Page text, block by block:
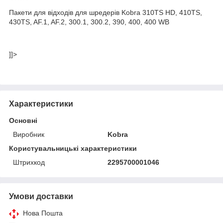
Пакети для відходів для шредерів Kobra 310TS HD, 410TS,
430TS, AF.1, AF.2, 300.1, 300.2, 390, 400, 400 WB
]]>
Характеристики
Основні
Виробник
Kobra
Користувальницькі характеристики
Штрихкод
2295700001046
Умови доставки
Нова Пошта